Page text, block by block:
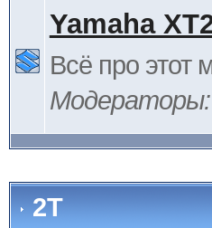
Yamaha
Всё про этот
Модераторы:
2Т